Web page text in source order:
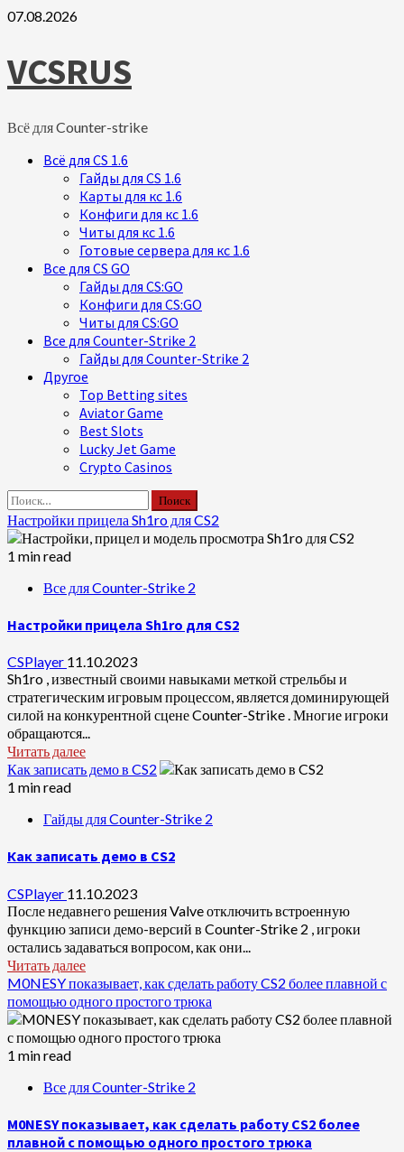
Skip
07.08.2026
VCSRUS
Всё для Counter-strike
PrimaryВсё для CS 1.6
Гайды для CS 1.6
Карты для кс 1.6
Конфиги для кс 1.6
Читы для кс 1.6
Готовые сервера для кс 1.6
Все для CS GO
Гайды для CS:GO
Конфиги для CS:GO
Читы для CS:GO
Все для Counter-Strike 2
Гайды для Counter-Strike 2
Другое
Top Betting sites
Aviator Game
Best Slots
Lucky Jet Game
Crypto Casinos
Найти:
Настройки прицела Sh1ro для CS2
1 min read
Все для Counter-Strike 2
Настройки прицела Sh1ro для CS2
CSPlayer 11.10.2023
Sh1ro , известный своими навыками меткой стрельбы и
стратегическим игровым процессом, является доминирующей
силой на конкурентной сцене Counter-Strike . Многие игроки
обращаются...
Читать далее
Как записать демо в CS2
1 min read
Гайды для Counter-Strike 2
Как записать демо в CS2
CSPlayer 11.10.2023
После недавнего решения Valve отключить встроенную
функцию записи демо-версий в Counter-Strike 2 , игроки
остались задаваться вопросом, как они...
Читать далее
M0NESY показывает, как сделать работу CS2 более плавной с
помощью одного простого трюка
1 min read
Все для Counter-Strike 2
M0NESY показывает, как сделать работу CS2 более
плавной с помощью одного простого трюка